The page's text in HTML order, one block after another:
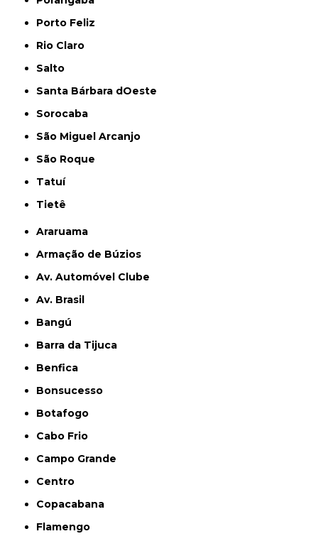
Porto Feliz
Rio Claro
Salto
Santa Bárbara dOeste
Sorocaba
São Miguel Arcanjo
São Roque
Tatuí
Tietê
Araruama
Armação de Búzios
Av. Automóvel Clube
Av. Brasil
Bangú
Barra da Tijuca
Benfica
Bonsucesso
Botafogo
Cabo Frio
Campo Grande
Centro
Copacabana
Flamengo